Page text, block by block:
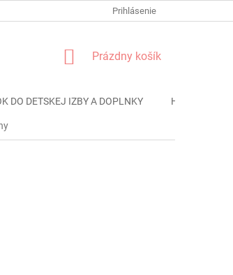
PODMIENKY OCHRANY OSOBNÝCH
Prihlásenie
NÁKUPNÝ
Prázdny košík
DO DETSKEJ IZBY A DOPLNKY HRAČKY